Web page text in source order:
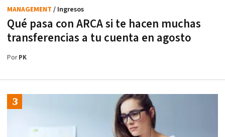
Qué pasa con ARCA si te hacen muchas
transferencias a tu cuenta en agosto
MANAGEMENT / Ingresos
PorPK